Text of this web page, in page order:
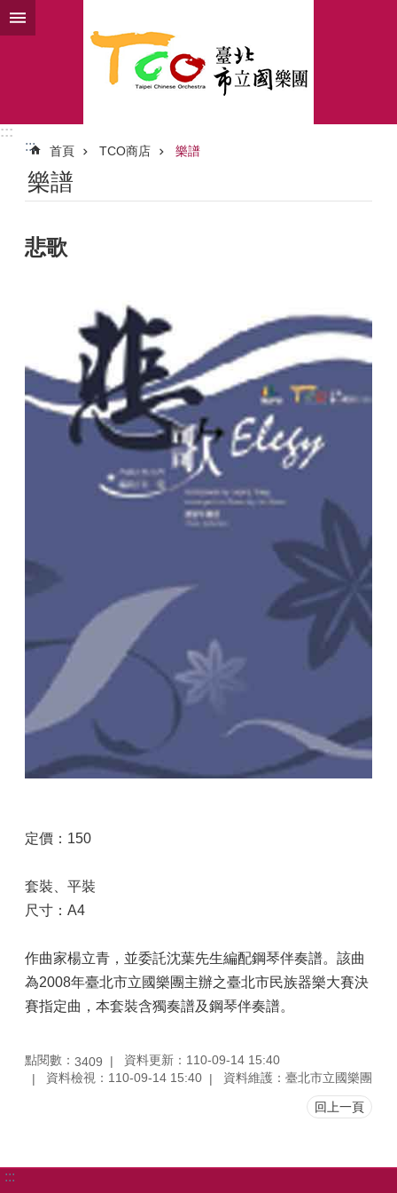
跳到主要內容區塊
:::
:::
首頁 TCO商店 樂譜
樂譜
悲歌
定價：150
套裝、平裝
尺寸：A4
作曲家楊立青，並委託沈葉先生編配鋼琴伴奏譜。該曲
為2008年臺北市立國樂團主辦之臺北市民族器樂大賽決
賽指定曲，本套裝含獨奏譜及鋼琴伴奏譜。
點閱數： 3409
資料更新：110-09-14 15:40
資料檢視：110-09-14 15:40
資料維護：臺北市立國樂團
回上一頁
:::